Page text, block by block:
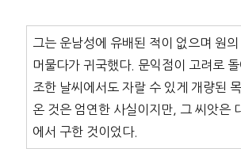
그는 운남성에 유배된 적이 없으며 원의
머물다가 귀국했다. 문익점이 고려로
조한 날씨에서도 자랄 수 있게 개량된
온 것은 엄연한 사실이지만, 그 씨앗은
에서 구한 것이었다.